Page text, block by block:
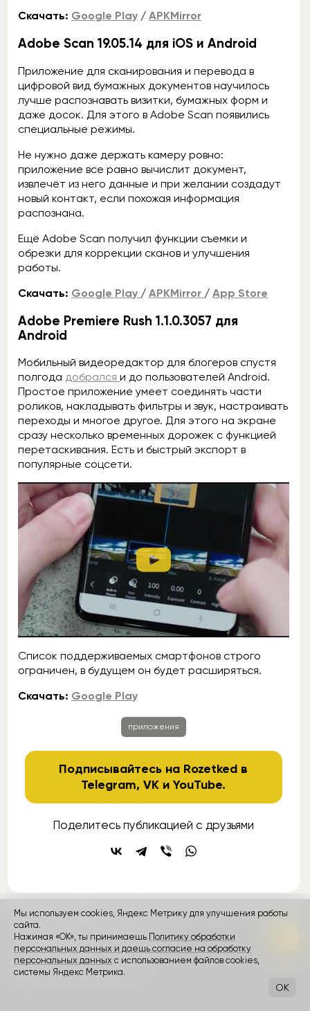
Скачать: Google Play / APKMirror
Adobe Scan 19.05.14 для iOS и Android
Приложение для сканирования и перевода в
цифровой вид бумажных документов научилось
лучше распознавать визитки, бумажных форм и
даже досок. Для этого в Adobe Scan появились
специальные режимы.
Не нужно даже держать камеру ровно:
приложение все равно вычислит документ,
извлечёт из него данные и при желании создадут
новый контакт, если похожая информация
распознана.
Ещё Adobe Scan получил функции съемки и
обрезки для коррекции сканов и улучшения
работы.
Скачать: Google Play / APKMirror / App Store
Adobe Premiere Rush 1.1.0.3057 для
Android
Мобильный видеоредактор для блогеров спустя
полгода добрался и до пользователей Android.
Простое приложение умеет соединять части
роликов, накладывать фильтры и звук, настраивать
переходы и многое другое. Для этого на экране
сразу несколько временных дорожек с функцией
перетаскивания. Есть и быстрый экспорт в
популярные соцсети.
Список поддерживаемых смартфонов строго
ограничен, в будущем он будет расширяться.
Скачать: Google Play
приложения
Подписывайтесь на Rozetked в
Telegram,VK иYouTube.
Поделитесь публикацией с друзьями
контакты
Rozetked © 2026
Пользовательское соглашение
Мы используем cookies, Яндекс Метрику для улучшения работы
сайта.
Нажимая «ОК», ты принимаешь Политику обработки
персональных данных и даешь согласие на обработку
персональных данных с использованием файлов cookies,
системы Яндекс Метрика.
OK